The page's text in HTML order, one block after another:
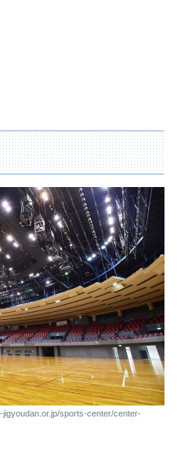
sports-center/center-